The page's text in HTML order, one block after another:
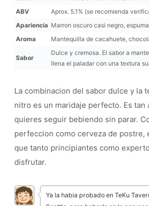
ABV
Aprox. 5.1% (se recomienda
Apariencia Marron oscuro casi negro,
Aroma
Mantequilla de cacahuete,
Sabor
Dulce y cremosa. El sabor a
llena el paladar con una textura
La combinacion del sabor dulce y la
nitro es un maridaje perfecto. Es tan
quieres seguir bebiendo sin parar.
perfeccion como cerveza de postre,
que tanto principiantes como
disfrutar.
Ya la habia probado en TeKu